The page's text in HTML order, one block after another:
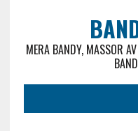
MERA BANDY, MASSOR